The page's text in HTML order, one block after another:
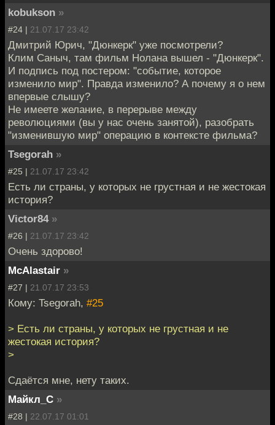
kobukson »
#24 | 21.07.17 23:42
Дмитрий Юрич, "Дюнкерк" уже посмотрели?
Клим Саныч, там фильм Нолана вышел - "Дюнкерк".
И подпись под постером: "событие, которое
изменило мир". Правда изменило? А почему я о нем
впервые слышу?
Не имеете желание, в перерыве между
революциями (вы у нас очень занятой), разобрать
"изменившую мир" операцию в контексте фильма?
Tsegorah »
#25 | 21.07.17 23:42
Есть ли страны, у которых не грустная и не жестокая
история?
Victor84 »
#26 | 21.07.17 23:42
Очень здорово!
McAlastair »
#27 | 21.07.17 23:53
Кому: Tsegorah, #25
> Есть ли страны, у которых не грустная и не
жестокая история?
>
Сдаётся мне, нету таких.
Майкл_С »
#28 | 22.07.17 01:01